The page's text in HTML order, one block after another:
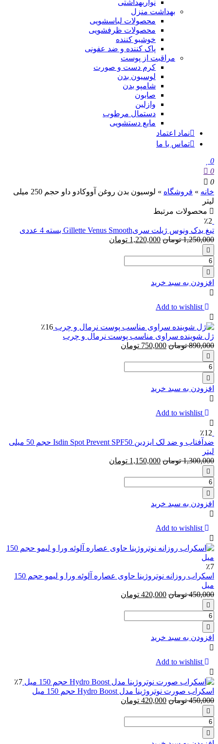
نواربهداشتی
بهداشت منزل
محصولات لباسشویی
محصولات ظرفشویی
خوشبو کننده
پاک کننده و ضد عفونی
مراقبت از پوست
کرم دست و صورت
لوسیون بدن
شامپو بدن
صابون
وازلین
دستمال مرطوب
مایع دستشویی
نماد اعتماد
تماس با ما
0
0
0
خانه » فروشگاه »
لوسیون بدن روغن آووکادو داو حجم 250 میلی
لیتر
محصولات مرتبط
٪2
تیغ یدک ونوس ژیلت سریGillette Venus Smooth بسته 4 عددی
1,250,000 تومان 1,220,000 تومان
تعداد:
تیغ
یدک
ونوس
ژیلت
سریGillette
Venus
Smooth
بسته
4
عددی
افزودن به سبد خرید
Add to wishlist
٪16
ژل شوینده سراوی مناسب پوست نرمال و چرب
890,000 تومان 750,000 تومان
تعداد:
ژل
شوینده
سراوی
مناسب
پوست
نرمال
و
چرب
افزودن به سبد خرید
Add to wishlist
٪12
ضدآفتاب و ضد لک ایزدین Isdin Spot Prevent SPF50 حجم 50 میلی
لیتر
1,300,000 تومان 1,150,000 تومان
تعداد:
ضدآفتاب
و
ضد
لک
ایزدین
Isdin
Spot
Prevent
SPF50
حجم
50
میلی
لیتر
افزودن به سبد خرید
Add to wishlist
٪7
اسکراب روزانه نوتروژینا حاوی عصاره آلوئه ورا و لیمو حجم 150
میل
450,000 تومان 420,000 تومان
تعداد:
اسکراب
روزانه
نوتروژینا
حاوی
عصاره
آلوئه
ورا
و
لیمو
حجم
150
میل
افزودن به سبد خرید
Add to wishlist
٪7
اسکراب صورت نوتروژینا مدل Hydro Boost حجم 150 میل
450,000 تومان 420,000 تومان
تعداد:
اسکراب
صورت